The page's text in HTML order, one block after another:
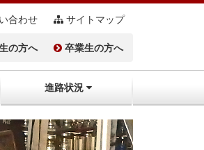
合わせ サイトマップ
の方へ 卒業生の方へ
進路状況